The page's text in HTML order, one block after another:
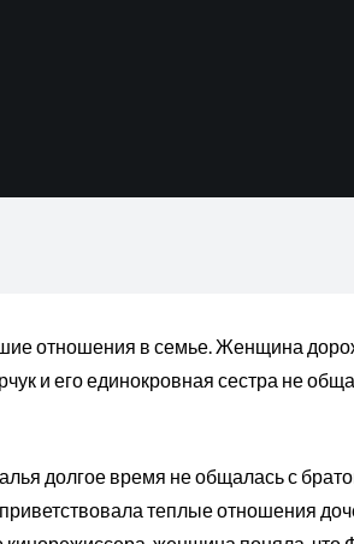
отношения в семье. Женщина
и его единокровная сестра не
долгое время не общалась с
теплые отношения